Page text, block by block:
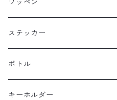
BOGEWORKS
Burrito House Original
CAMELCHOPS
フォークバッグ
ステムバッグ
フレームバッグ
サコッシュ
ポーチ・財布
バックパック
ワッペン
ステッカー
ボトル
キーホルダー